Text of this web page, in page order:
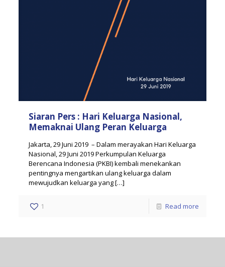
Siaran Pers : Hari Keluarga Nasional,
Memaknai Ulang Peran Keluarga
Jakarta, 29 Juni 2019 – Dalam merayakan Hari Keluarga
Nasional, 29 Juni 2019 Perkumpulan Keluarga
Berencana Indonesia (PKBI) kembali menekankan
pentingnya mengartikan ulang keluarga dalam
mewujudkan keluarga yang[…]
1 Read more